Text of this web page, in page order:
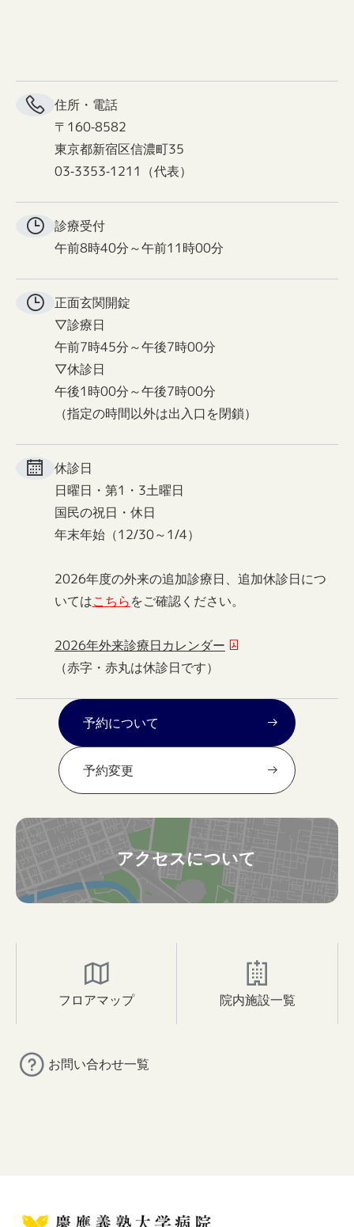
住所・電話
〒160-8582
東京都新宿区信濃町35
03-3353-1211（代表）
診療受付
午前8時40分～午前11時00分
正面玄関開錠
▽診療日
午前7時45分～午後7時00分
▽休診日
午後1時00分～午後7時00分
（指定の時間以外は出入口を閉鎖）
休診日
日曜日・第1・3土曜日
国民の祝日・休日
年末年始（12/30～1/4）
2026年度の外来の追加診療日、追加休診日につ
いてはこちらをご確認ください。
2026年外来診療日カレンダー
（赤字・赤丸は休診日です）
予約について
予約変更
アクセスについて
フロアマップ 院内施設一覧
お問い合わせ一覧